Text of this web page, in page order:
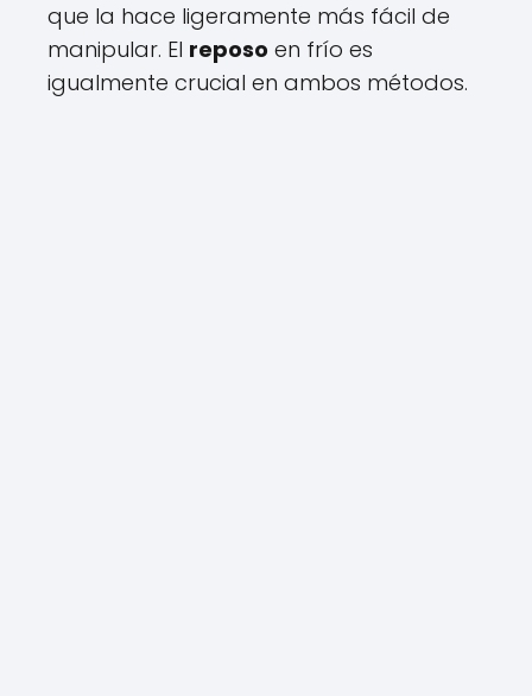
que la hace ligeramente más fácil de
manipular. El reposo en frío es
igualmente crucial en ambos métodos.